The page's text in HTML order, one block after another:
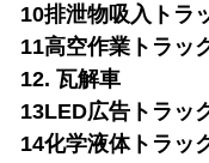
10排泄物吸入トラ
11高空作業トラッ
12. 瓦解車
13LED広告トラッ
14化学液体トラッ